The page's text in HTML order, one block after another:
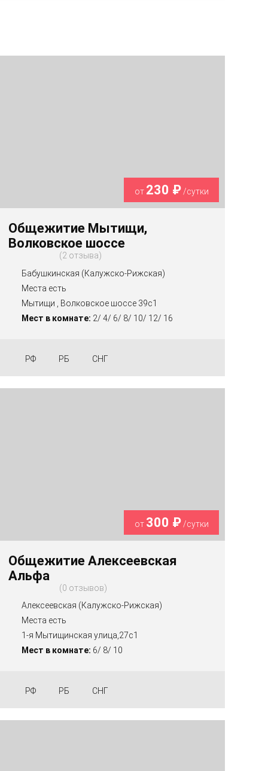
от 230 ₽/сутки
Общежитие Мытищи,
Волковское шоссе
2 отзыва
Бабушкинская (Калужско-Рижская)
Места есть
Мытищи , Волковское шоссе 39с1
Мест в комнате: 2/ 4/ 6/ 8/ 10/ 12/ 16
РФ РБ СНГ
от 300 ₽/сутки
Общежитие Алексеевская
Альфа
0 отзывов
Алексеевская (Калужско-Рижская)
Места есть
1-я Мытищинская улица,27с1
Мест в комнате: 6/ 8/ 10
РФ РБ СНГ